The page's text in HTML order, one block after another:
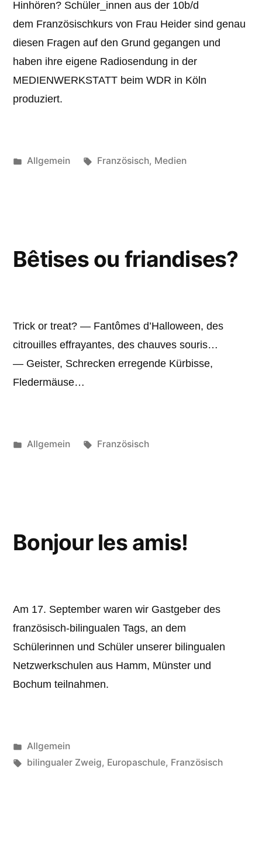
Hinhören? Schüler_innen aus der 10b/d
dem Französischkurs von Frau Heider sind genau
diesen Fragen auf den Grund gegangen und
haben ihre eigene Radiosendung in der
MEDIENWERKSTATT beim WDR in Köln
produziert.
Veröffentlicht
Allgemein Schlagwörter:
Französisch, Medien
Bêtises ou friandises?
Trick or treat? — Fantômes d’Halloween, des
citrouilles effrayantes, des chauves souris…
— Geister, Schrecken erregende Kürbisse,
Fledermäuse…
Veröffentlicht
Allgemein Schlagwörter:
Französisch
Bonjour les amis!
Am 17. September waren wir Gastgeber des
französisch-bilingualen Tags, an dem
Schülerinnen und Schüler unserer bilingualen
Netzwerkschulen aus Hamm, Münster und
Bochum teilnahmen.
Veröffentlicht
unter
Allgemein
Schlagwörter:
bilingualer Zweig, Europaschule, Französisch